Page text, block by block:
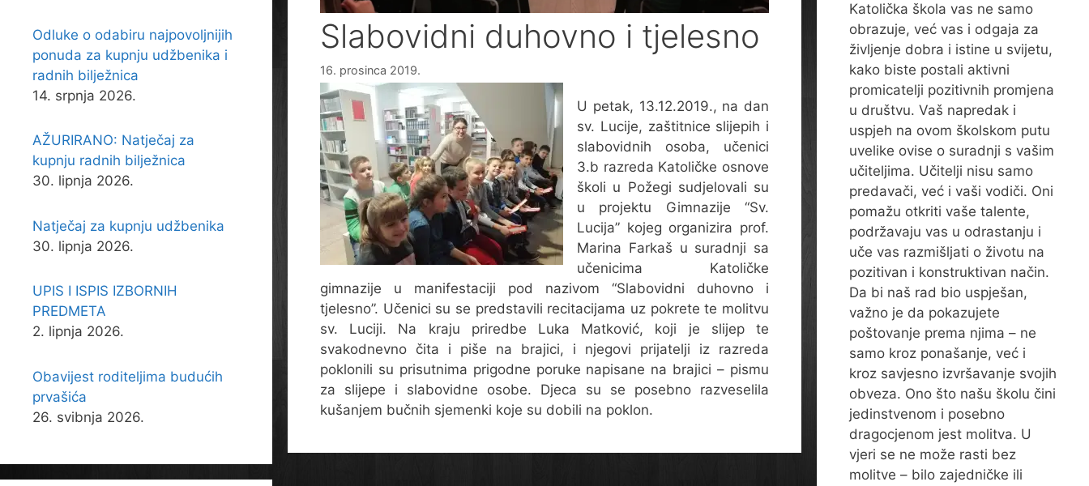
Slabovidni duhovno i tjelesno
16. prosinca 2019.
U petak, 13.12.2019., na dan
sv. Lucije, zaštitnice slijepih i
slabovidnih osoba, učenici
3.b razreda Katoličke osnove
školi u Požegi sudjelovali su
u projektu Gimnazije “Sv.
Lucija” kojeg organizira prof.
Marina Farkaš u suradnji sa
učenicima Katoličke
gimnazije u manifestaciji pod nazivom “Slabovidni duhovno i
tjelesno”. Učenici su se predstavili recitacijama uz pokrete te molitvu
sv. Luciji. Na kraju priredbe Luka Matković, koji je slijep te
svakodnevno čita i piše na brajici, i njegovi prijatelji iz razreda
poklonili su prisutnima prigodne poruke napisane na brajici – pismu
za slijepe i slabovidne osobe. Djeca su se posebno razveselila
kušanjem bučnih sjemenki koje su dobili na poklon.
Odluke o odabiru najpovoljnijih
ponuda za kupnju udžbenika i
radnih bilježnica
14. srpnja 2026.
AŽURIRANO: Natječaj za
kupnju radnih bilježnica
30. lipnja 2026.
Natječaj za kupnju udžbenika
30. lipnja 2026.
UPIS I ISPIS IZBORNIH
PREDMETA
2. lipnja 2026.
Obavijest roditeljima budućih
prvašića
26. svibnja 2026.
Katolička škola vas ne samo
obrazuje, već vas i odgaja za
življenje dobra i istine u svijetu,
kako biste postali aktivni
promicatelji pozitivnih promjena
u društvu. Vaš napredak i
uspjeh na ovom školskom putu
uvelike ovise o suradnji s vašim
učiteljima. Učitelji nisu samo
predavači, već i vaši vodiči. Oni
pomažu otkriti vaše talente,
podržavaju vas u odrastanju i
uče vas razmišljati o životu na
pozitivan i konstruktivan način.
Da bi naš rad bio uspješan,
važno je da pokazujete
poštovanje prema njima – ne
samo kroz ponašanje, već i
kroz savjesno izvršavanje svojih
obveza. Ono što našu školu čini
jedinstvenom i posebno
dragocjenom jest molitva. U
vjeri se ne može rasti bez
molitve – bilo zajedničke ili